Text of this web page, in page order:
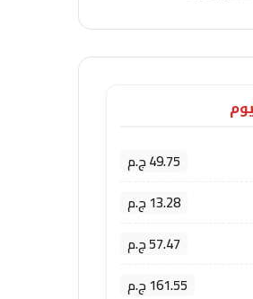
49.75 ج.م
13.28 ج.م
57.47 ج.م
161.55 ج.م